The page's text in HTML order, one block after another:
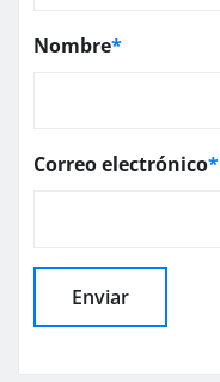
Nombre*
Correo electrónico*